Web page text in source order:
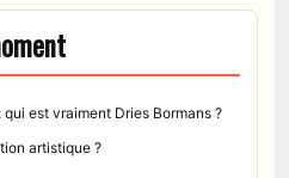
est vraiment Dries Bormans ?
artistique ?